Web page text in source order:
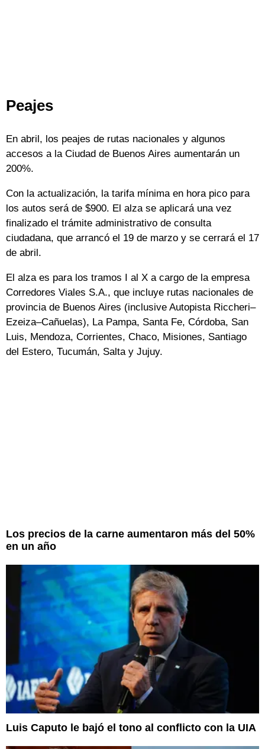
Peajes
En abril, los peajes de rutas nacionales y algunos
accesos a la Ciudad de Buenos Aires aumentarán un
200%.
Con la actualización, la tarifa mínima en hora pico para
los autos será de $900. El alza se aplicará una vez
finalizado el trámite administrativo de consulta
ciudadana, que arrancó el 19 de marzo y se cerrará el 17
de abril.
El alza es para los tramos I al X a cargo de la empresa
Corredores Viales S.A., que incluye rutas nacionales de
provincia de Buenos Aires (inclusive Autopista Riccheri–
Ezeiza–Cañuelas), La Pampa, Santa Fe, Córdoba, San
Luis, Mendoza, Corrientes, Chaco, Misiones, Santiago
del Estero, Tucumán, Salta y Jujuy.
Los precios de la carne aumentaron más del 50%
en un año
Luis Caputo le bajó el tono al conflicto con la UIA